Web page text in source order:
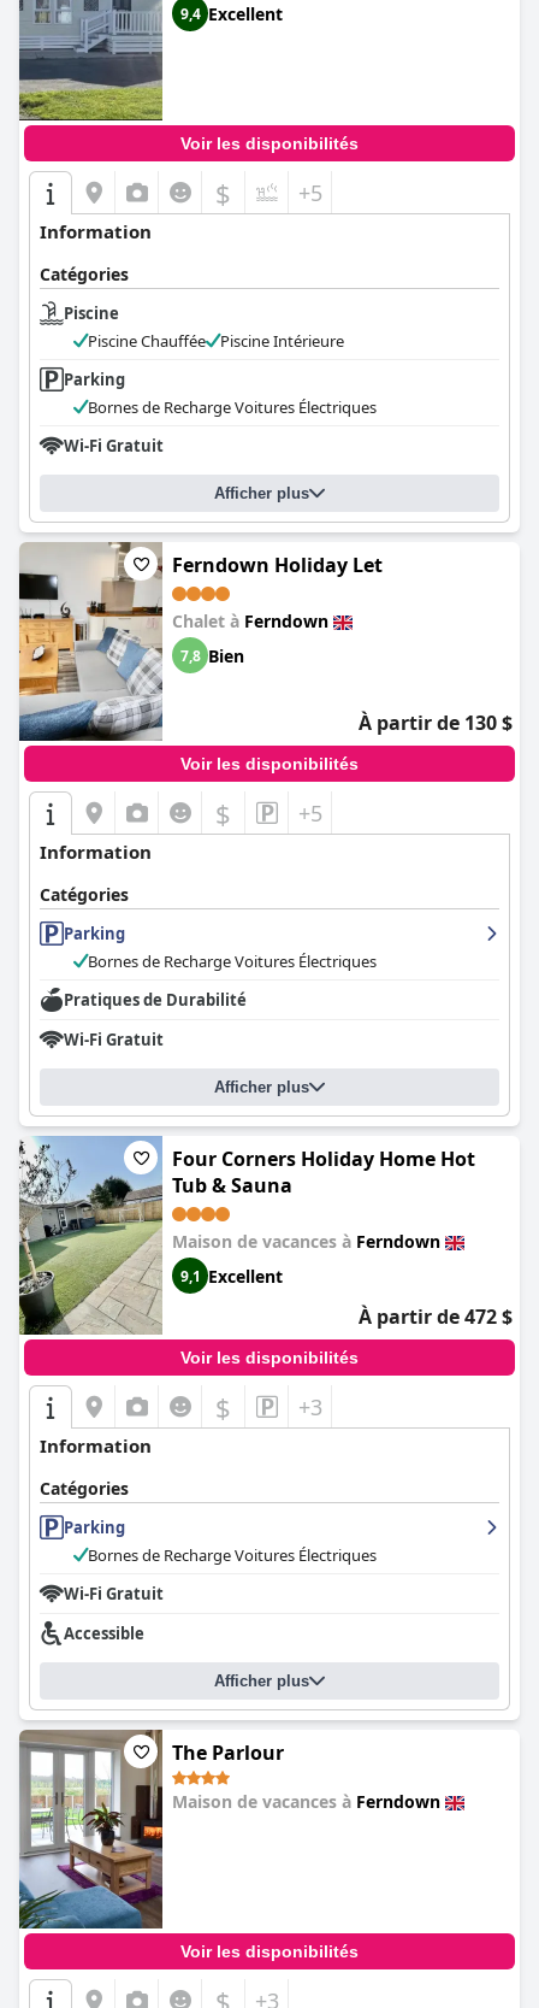
9,4 Excellent
Voir les disponibilités
$ +5
Information
Catégories
Piscine
Piscine Chauffée
Piscine Intérieure
Parking
Bornes de Recharge Voitures Électriques
Wi-Fi Gratuit
Afficher plus
Ferndown Holiday Let
Chalet à Ferndown
7,8 Bien
À partir de 130 $
Voir les disponibilités
$ +5
Information
Catégories
Parking
Bornes de Recharge Voitures Électriques
Pratiques de Durabilité
Wi-Fi Gratuit
Afficher plus
Four Corners Holiday Home Hot
Tub & Sauna
Maison de vacances à Ferndown
9,1 Excellent
À partir de 472 $
Voir les disponibilités
$ +3
Information
Catégories
Parking
Bornes de Recharge Voitures Électriques
Wi-Fi Gratuit
Accessible
Afficher plus
The Parlour
Maison de vacances à Ferndown
Voir les disponibilités
$ +3